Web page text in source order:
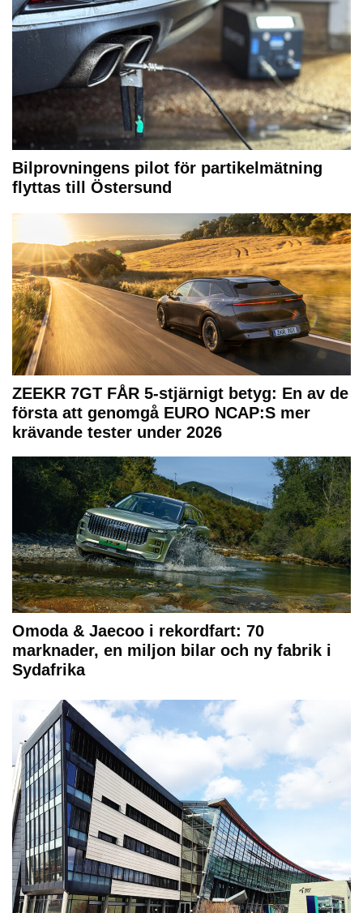
Bilprovningens pilot för partikelmätning
flyttas till Östersund
ZEEKR 7GT FÅR 5-stjärnigt betyg: En av de
första att genomgå EURO NCAP:S mer
krävande tester under 2026
Omoda & Jaecoo i rekordfart: 70
marknader, en miljon bilar och ny fabrik i
Sydafrika